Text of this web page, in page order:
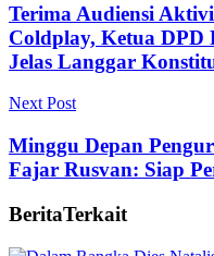
Terima Audiensi
Coldplay, Ketua
Jelas Langgar
Next Post
Minggu Depan
Fajar Rusvan: Siap
BeritaTerkait